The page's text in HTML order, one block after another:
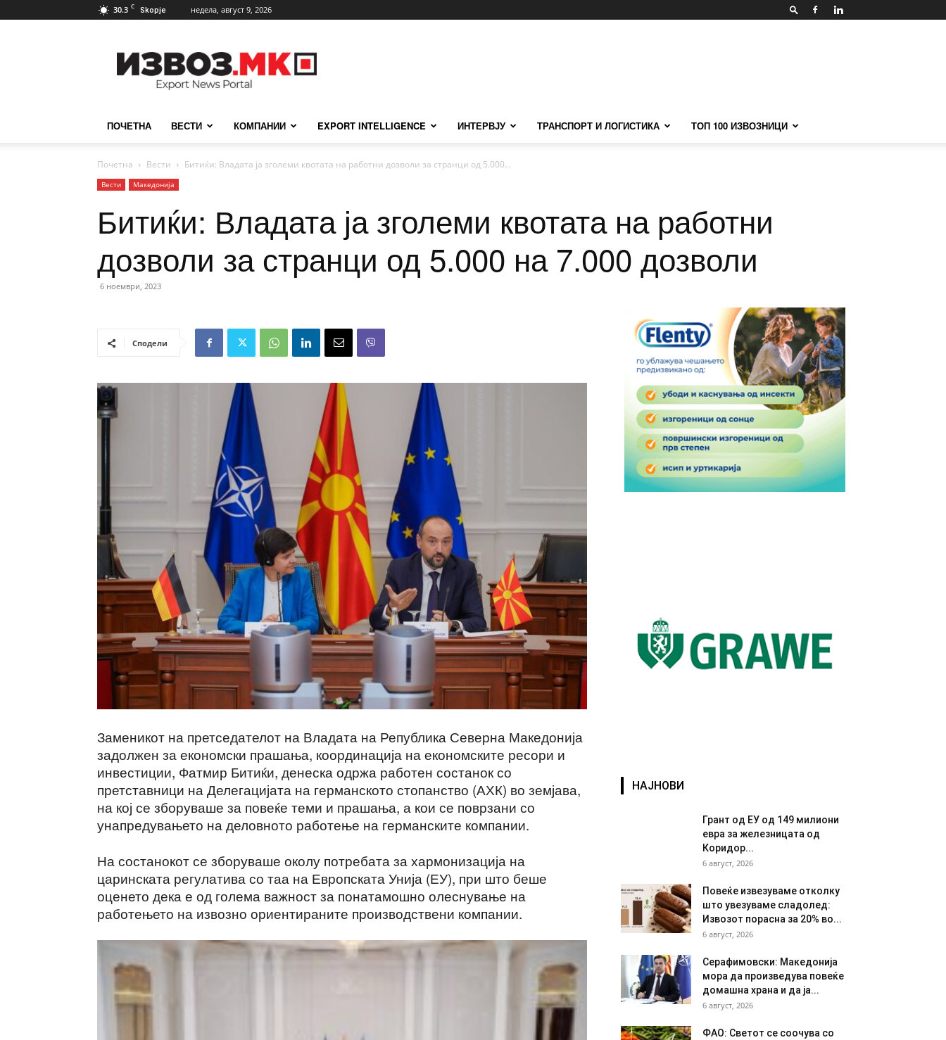
30.3 C Skopje недела, август 9, 2026
ПОЧЕТНА ВЕСТИ КОМПАНИИ EXPORT INTELLIGENCE ИНТЕРВЈУ ТРАНСПОРТ И ЛОГИСТИКА ТОП 100 ИЗВОЗНИЦИ
Почетна Вести Битиќи: Владата ја зголеми квотата на работни дозволи за странци од 5.000...
Вести Македонија
Битиќи: Владата ја зголеми квотата на работни
дозволи за странци од 5.000 на 7.000 дозволи
6 ноември, 2023
Сподели
Заменикот на претседателот на Владата на Република Северна Македонија
задолжен за економски прашања, координација на економските ресори и
инвестиции, Фатмир Битиќи, денеска одржа работен состанок со
претставници на Делегацијата на германското стопанство (АХК) во земјава,
на кој се зборуваше за повеќе теми и прашања, а кои се поврзани со
унапредувањето на деловното работење на германските компании.
На состанокот се зборуваше околу потребата за хармонизација на
царинската регулатива со таа на Европската Унија (ЕУ), при што беше
оценето дека е од голема важност за понатамошно олеснување на
работењето на извозно ориентираните производствени компании.
НАЈНОВИ
Грант од ЕУ од 149 милиони
евра за железницата од
Коридор...
6 август, 2026
Повеќе извезуваме отколку
што увезуваме сладолед:
Извозот порасна за 20% во...
6 август, 2026
Серафимовски: Македонија
мора да произведува повеќе
домашна храна и да ја...
6 август, 2026
ФАО: Светот се соочува со